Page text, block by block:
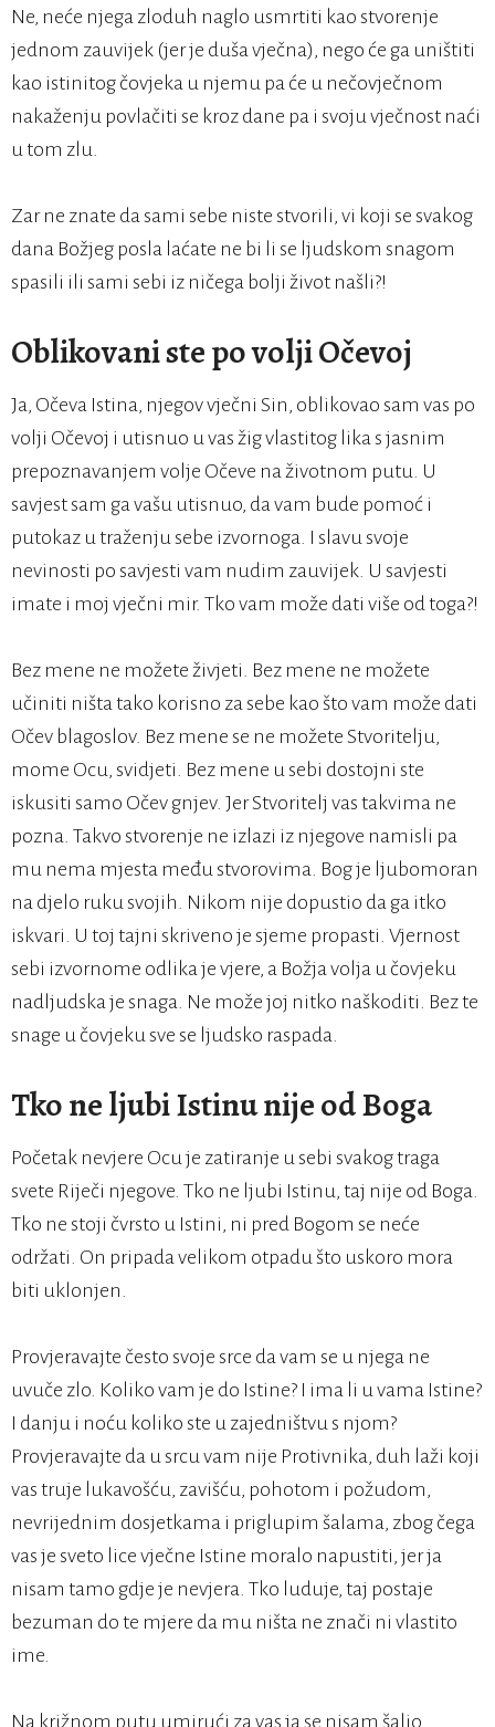
Ne, neće njega zloduh naglo usmrtiti kao stvorenje
jednom zauvijek (jer je duša vječna), nego će ga uništiti
kao istinitog čovjeka u njemu pa će u nečovječnom
nakaženju povlačiti se kroz dane pa i svoju vječnost naći
u tom zlu.
Zar ne znate da sami sebe niste stvorili, vi koji se svakog
dana Božjeg posla laćate ne bi li se ljudskom snagom
spasili ili sami sebi iz ničega bolji život našli?!
Oblikovani ste po volji Očevoj
Ja, Očeva Istina, njegov vječni Sin, oblikovao sam vas po
volji Očevoj i utisnuo u vas žig vlastitog lika s jasnim
prepoznavanjem volje Očeve na životnom putu. U
savjest sam ga vašu utisnuo, da vam bude pomoć i
putokaz u traženju sebe izvornoga. I slavu svoje
nevinosti po savjesti vam nudim zauvijek. U savjesti
imate i moj vječni mir. Tko vam može dati više od toga?!
Bez mene ne možete živjeti. Bez mene ne možete
učiniti ništa tako korisno za sebe kao što vam može dati
Očev blagoslov. Bez mene se ne možete Stvoritelju,
mome Ocu, svidjeti. Bez mene u sebi dostojni ste
iskusiti samo Očev gnjev. Jer Stvoritelj vas takvima ne
pozna. Takvo stvorenje ne izlazi iz njegove namisli pa
mu nema mjesta među stvorovima. Bog je ljubomoran
na djelo ruku svojih. Nikom nije dopustio da ga itko
iskvari. U toj tajni skriveno je sjeme propasti. Vjernost
sebi izvornome odlika je vjere, a Božja volja u čovjeku
nadljudska je snaga. Ne može joj nitko naškoditi. Bez te
snage u čovjeku sve se ljudsko raspada.
Tko ne ljubi Istinu nije od Boga
Početak nevjere Ocu je zatiranje u sebi svakog traga
svete Riječi njegove. Tko ne ljubi Istinu, taj nije od Boga.
Tko ne stoji čvrsto u Istini, ni pred Bogom se neće
održati. On pripada velikom otpadu što uskoro mora
biti uklonjen.
Provjeravajte često svoje srce da vam se u njega ne
uvuče zlo. Koliko vam je do Istine? I ima li u vama Istine?
I danju i noću koliko ste u zajedništvu s njom?
Provjeravajte da u srcu vam nije Protivnika, duh laži koji
vas truje lukavošću, zavišću, pohotom i požudom,
nevrijednim dosjetkama i priglupim šalama, zbog čega
vas je sveto lice vječne Istine moralo napustiti, jer ja
nisam tamo gdje je nevjera. Tko luduje, taj postaje
bezuman do te mjere da mu ništa ne znači ni vlastito
ime.
Na križnom putu umirući za vas ja se nisam šalio.